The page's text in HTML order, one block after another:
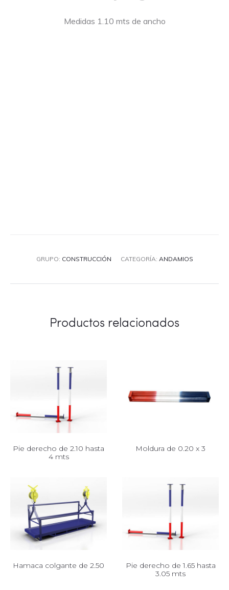
Medidas 1.10 mts de ancho
GRUPO: CONSTRUCCIÓN CATEGORÍA: ANDAMIOS
Productos relacionados
Pie derecho de 2.10 hasta
4 mts
Moldura de 0.20 x 3
Hamaca colgante de 2.50
Pie derecho de 1.65 hasta
3.05 mts